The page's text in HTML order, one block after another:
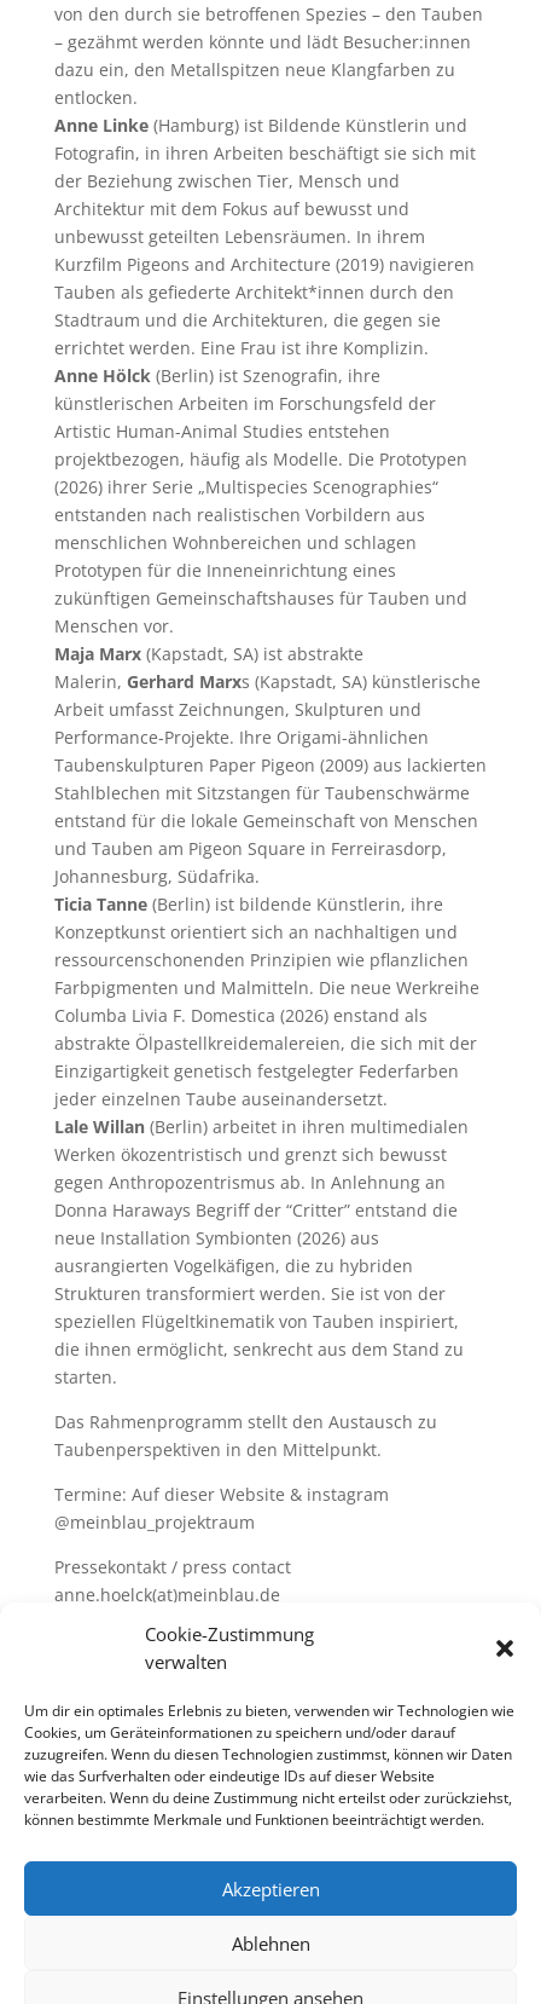
Cookie-Zustimmung
verwalten
Um dir ein optimales Erlebnis zu bieten, verwenden wir Technologien wie
Cookies, um Geräteinformationen zu speichern und/oder darauf
zuzugreifen. Wenn du diesen Technologien zustimmst, können wir Daten
wie das Surfverhalten oder eindeutige IDs auf dieser Website
verarbeiten. Wenn du deine Zustimmung nicht erteilst oder zurückziehst,
können bestimmte Merkmale und Funktionen beeinträchtigt werden.
Akzeptieren
Ablehnen
Einstellungen ansehen
von den durch sie betroffenen Spezies – den Tauben
– gezähmt werden könnte und lädt Besucher:innen
dazu ein, den Metallspitzen neue Klangfarben zu
entlocken.
Anne Linke (Hamburg) ist Bildende Künstlerin und
Fotografin, in ihren Arbeiten beschäftigt sie sich mit
der Beziehung zwischen Tier, Mensch und
Architektur mit dem Fokus auf bewusst und
unbewusst geteilten Lebensräumen. In ihrem
Kurzfilm Pigeons and Architecture (2019) navigieren
Tauben als gefiederte Architekt*innen durch den
Stadtraum und die Architekturen, die gegen sie
errichtet werden. Eine Frau ist ihre Komplizin.
Anne Hölck(Berlin) ist Szenografin, ihre
künstlerischen Arbeiten im Forschungsfeld der
Artistic Human-Animal Studies entstehen
projektbezogen, häufig als Modelle. Die Prototypen
(2026) ihrer Serie „Multispecies Scenographies“
entstanden nach realistischen Vorbildern aus
menschlichen Wohnbereichen und schlagen
Prototypen für die Inneneinrichtung eines
zukünftigen Gemeinschaftshauses für Tauben und
Menschen vor.
Maja Marx(Kapstadt, SA) ist abstrakte
Malerin, Gerhard Marxs (Kapstadt, SA) künstlerische
Arbeit umfasst Zeichnungen, Skulpturen und
Performance-Projekte. Ihre Origami-ähnlichen
Taubenskulpturen Paper Pigeon (2009) aus lackierten
Stahlblechen mit Sitzstangen für Taubenschwärme
entstand für die lokale Gemeinschaft von Menschen
und Tauben am Pigeon Square in Ferreirasdorp,
Johannesburg, Südafrika.
Ticia Tanne(Berlin) ist bildende Künstlerin, ihre
Konzeptkunst orientiert sich an nachhaltigen und
ressourcenschonenden Prinzipien wie pflanzlichen
Farbpigmenten und Malmitteln. Die neue Werkreihe
Columba Livia F. Domestica (2026) enstand als
abstrakte Ölpastellkreidemalereien, die sich mit der
Einzigartigkeit genetisch festgelegter Federfarben
jeder einzelnen Taube auseinandersetzt.
Lale Willan(Berlin) arbeitet in ihren multimedialen
Werken ökozentristisch und grenzt sich bewusst
gegen Anthropozentrismus ab. In Anlehnung an
Donna Haraways Begriff der “Critter” entstand die
neue Installation Symbionten (2026) aus
ausrangierten Vogelkäfigen, die zu hybriden
Strukturen transformiert werden. Sie ist von der
speziellen Flügeltkinematik von Tauben inspiriert,
die ihnen ermöglicht, senkrecht aus dem Stand zu
starten.
Das Rahmenprogramm stellt den Austausch zu
Taubenperspektiven in den Mittelpunkt.
Termine: Auf dieser Website & instagram
@meinblau_projektraum
Pressekontakt / press contact
anne.hoelck(at)meinblau.de
Die Ausstellung wird gefördert vom Bezirksamt
Pankow von Berlin, Amt für Weiterbildung und